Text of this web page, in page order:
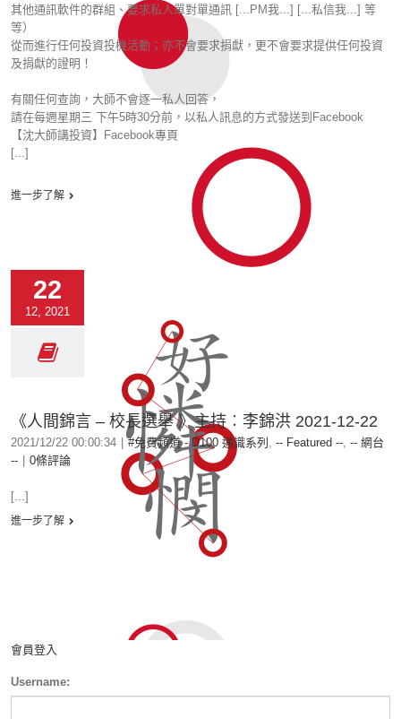
其他通訊軟件的群組、要求私人單對單通訊 [...PM我...] [...私信我...] 等
等）
從而進行任何投資投機活動；亦不會要求捐獻，更不會要求提供任何投資
及捐獻的證明！
有關任何查詢，大師不會逐一私人回答，
請在每週星期三 下午5時30分前，以私人訊息的方式發送到Facebook
【沈大師講投資】Facebook專頁
[...]
進一步了解
22
12, 2021
《人間錦言 – 校長選舉 》主持︰李錦洪 2021-12-22
2021/12/22 00:00:34 #免費頻道 - D100 通識系列 , -- Featured --, -- 網台
--
0條評論
[...]
進一步了解
會員登入
Username: